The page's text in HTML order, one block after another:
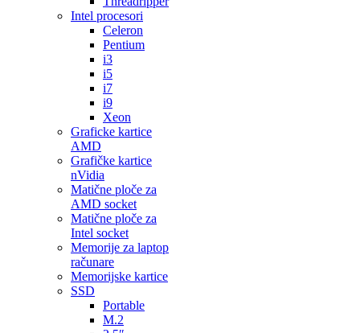
Intel procesori
Celeron
Pentium
i3
i5
i7
i9
Xeon
Graficke kartice
AMD
Grafičke kartice
nVidia
Matične ploče za
AMD socket
Matične ploče za
Intel socket
Memorije za laptop
računare
Memorijske kartice
SSD
Portable
M.2